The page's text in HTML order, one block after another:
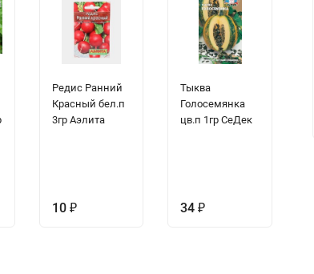
Редис Ранний
Красный бел.п
3гр Аэлита
10 ₽
Тыква
Голосемянка
цв.п 1гр СеДек
34₽